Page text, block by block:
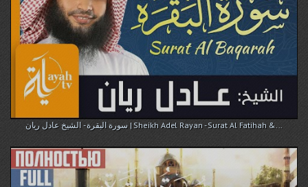
سورة البقرة - الشيخ عادل ريان | Sheikh Adel Rayan - Surat Al Fatihah &...